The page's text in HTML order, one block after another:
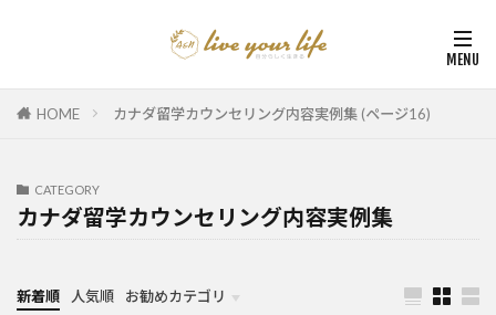
HOME カナダ留学カウンセリング内容実例集 (ページ16)
CATEGORY
カナダ留学カウンセリング内容実例集
新着順 人気順 お勧めカテゴリ